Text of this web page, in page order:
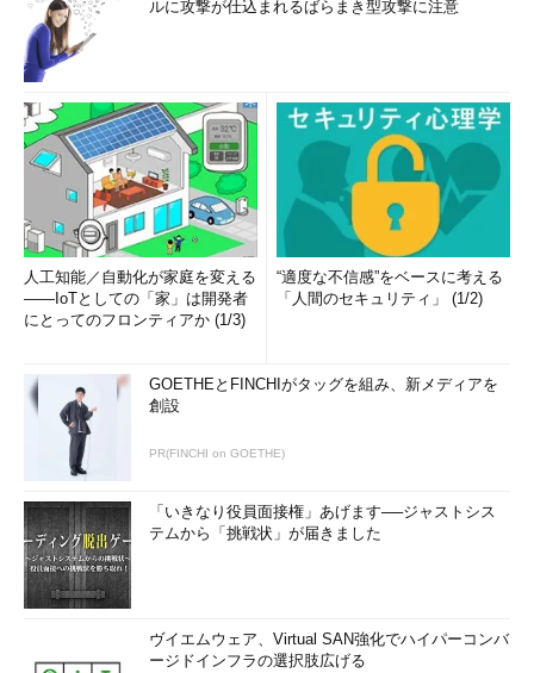
ルに攻撃が仕込まれるばらまき型攻撃に注意
人工知能／自動化が家庭を変える
――IoTとしての「家」は開発者
にとってのフロンティアか (1/3)
“適度な不信感”をベースに考える
「人間のセキュリティ」 (1/2)
GOETHEとFINCHIがタッグを組み、新メディアを
創設
PR(FINCHI on GOETHE)
「いきなり役員面接権」あげます──ジャストシス
テムから「挑戦状」が届きました
ヴイエムウェア、Virtual SAN強化でハイパーコンバ
ージドインフラの選択肢広げる